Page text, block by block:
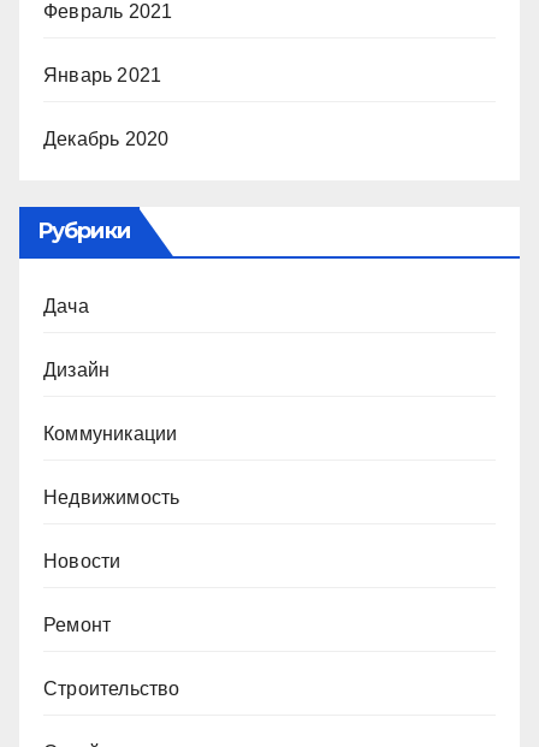
Февраль 2021
Январь 2021
Декабрь 2020
Рубрики
Дача
Дизайн
Коммуникации
Недвижимость
Новости
Ремонт
Строительство